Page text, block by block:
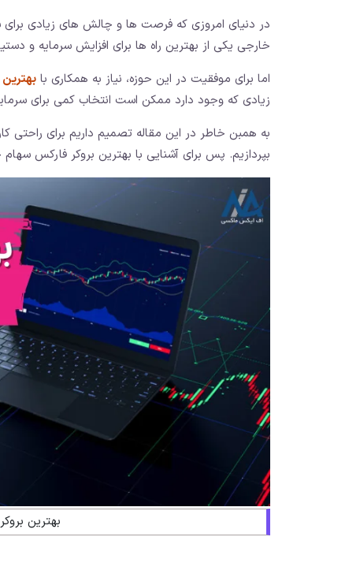
در دنیای امروزی که فرصت‌ ها و چالش‌ های زیادی برای
خارجی یکی از بهترین راه ‌ها برای افزایش سرمایه و
اما برای موفقیت در این حوزه، نیاز به همکاری با
زیادی که وجود دارد ممکن است انتخاب کمی برای
به همبن خاطر در این مقاله تصمیم داریم برای راحتی
بپردازیم. پس برای آشنایی با بهترین بروکر فارکس
بهترین